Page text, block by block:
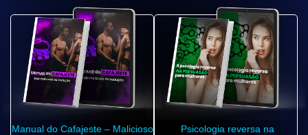
Manual do Cafajeste – Malicioso
Psicologia reversa na